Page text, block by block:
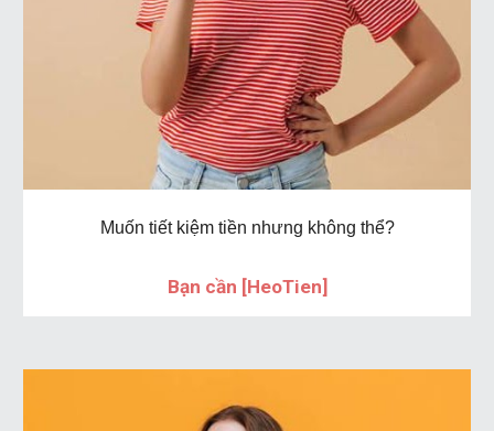
Muốn tiết kiệm tiền nhưng không thể?
Bạn cần [HeoTien]